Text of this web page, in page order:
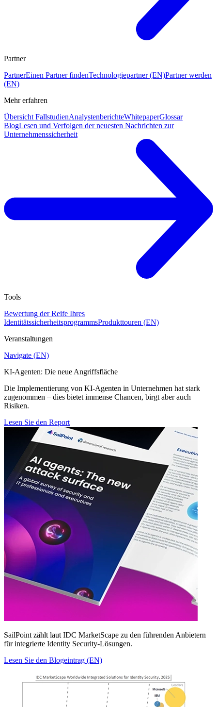
Partner
PartnerEinen Partner findenTechnologiepartner (EN)Partner werden
(EN)
Mehr erfahren
Übersicht FallstudienAnalystenberichteWhitepaperGlossar
BlogLesen und Verfolgen der neuesten Nachrichten zur
Unternehmenssicherheit
Tools
Bewertung der Reife Ihres
IdentitätssicherheitsprogrammsProdukttouren (EN)
Veranstaltungen
Navigate (EN)
KI-Agenten: Die neue Angriffsfläche
Die Implementierung von KI-Agenten in Unternehmen hat stark
zugenommen – dies bietet immense Chancen, birgt aber auch
Risiken.
Lesen Sie den Report
SailPoint zählt laut IDC MarketScape zu den führenden Anbietern
für integrierte Identity Security‑Lösungen.
Lesen Sie den Blogeintrag (EN)